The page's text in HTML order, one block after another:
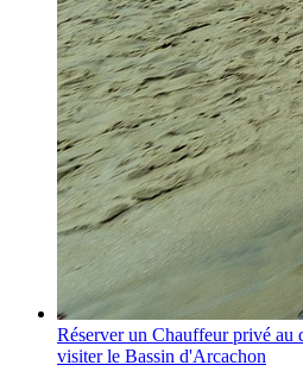
Réserver un Chauffeur privé au
visiter le Bassin d'Arcachon